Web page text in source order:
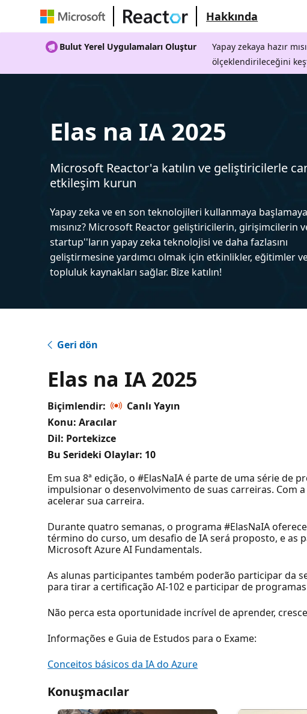
Hakkında
Bulut Yerel Uygulamaları Oluştur
Yapay zekaya hazır
ölçeklendirileceğini
Elas na IA 2025
Microsoft Reactor'a katılın ve geliştiricilerle
etkileşim kurun
Yapay zeka ve en son teknolojileri kullanmaya
mısınız? Microsoft Reactor geliştiricilerin, girişimcilerin
startup''ların yapay zeka teknolojisi ve daha fazlasını
geliştirmesine yardımcı olmak için etkinlikler, eğitimler
topluluk kaynakları sağlar. Bize katılın!
Geri dön
Elas na IA 2025
Biçimlendir:
Canlı Yayın
Konu: Aracılar
Dil: Portekizce
Bu Serideki Olaylar: 10
Em sua 8ª edição, o #ElasNaIA é parte de uma série
impulsionar o desenvolvimento de suas carreiras. Com
acelerar sua carreira.
Durante quatro semanas, o programa #ElasNaIA
término do curso, um desafio de IA será proposto, e as
Microsoft Azure AI Fundamentals.
As alunas participantes também poderão participar da
para tirar a certificação AI-102 e participar de
Não perca esta oportunidade incrível de aprender,
Informações e Guia de Estudos para o Exame:
Conceitos básicos da IA do Azure
Konuşmacılar